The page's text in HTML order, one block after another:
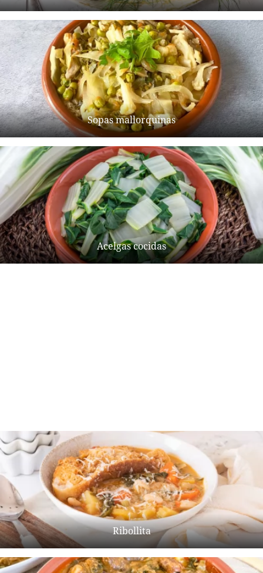
Sopas mallorquinas
Acelgas cocidas
Ribollita